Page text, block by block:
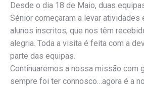
Desde o dia 18 de Maio, duas
Sénior começaram a levar atividades
alunos inscritos, que nos têm
alegria. Toda a visita é feita com a
parte das equipas.
Continuaremos a nossa missão com
sempre foi ter connosco…agora é a